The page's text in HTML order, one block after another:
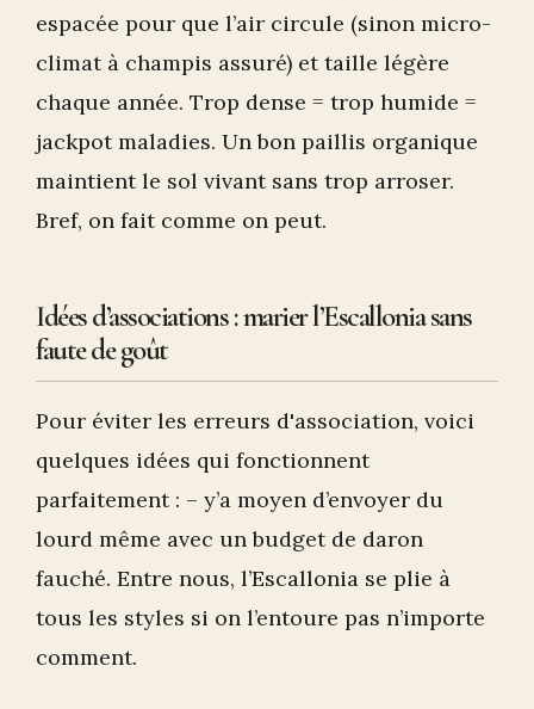
espacée pour que l’air circule (sinon micro-
climat à champis assuré) et taille légère
chaque année. Trop dense = trop humide =
jackpot maladies. Un bon paillis organique
maintient le sol vivant sans trop arroser.
Bref, on fait comme on peut.
Idées d’associations : marier l’Escallonia sans
faute de goût
Pour éviter les erreurs d'association, voici
quelques idées qui fonctionnent
parfaitement : – y’a moyen d’envoyer du
lourd même avec un budget de daron
fauché. Entre nous, l’Escallonia se plie à
tous les styles si on l’entoure pas n’importe
comment.